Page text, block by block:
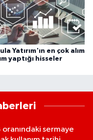
Yatırım'ın en çok alım
yaptığı hisseler
sermaye